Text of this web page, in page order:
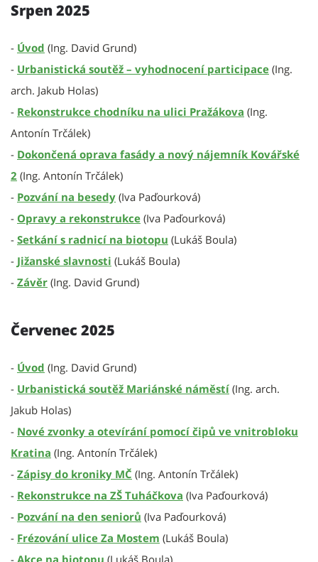
Srpen 2025
- Úvod (Ing. David Grund)
- Urbanistická soutěž – vyhodnocení participace (Ing.
arch. Jakub Holas)
- Rekonstrukce chodníku na ulici Pražákova (Ing.
Antonín Trčálek)
- Dokončená oprava fasády a nový nájemník Kovářské
2 (Ing. Antonín Trčálek)
- Pozvání na besedy (Iva Paďourková)
- Opravy a rekonstrukce (Iva Paďourková)
- Setkání s radnicí na biotopu (Lukáš Boula)
- Jižanské slavnosti (Lukáš Boula)
- Závěr (Ing. David Grund)
Červenec 2025
- Úvod (Ing. David Grund)
- Urbanistická soutěž Mariánské náměstí (Ing. arch.
Jakub Holas)
- Nové zvonky a otevírání pomocí čipů ve vnitrobloku
Kratina (Ing. Antonín Trčálek)
- Zápisy do kroniky MČ (Ing. Antonín Trčálek)
- Rekonstrukce na ZŠ Tuháčkova (Iva Paďourková)
- Pozvání na den seniorů (Iva Paďourková)
- Frézování ulice Za Mostem (Lukáš Boula)
- Akce na biotopu (Lukáš Boula)